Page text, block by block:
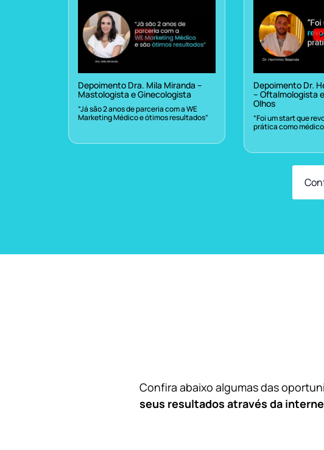
Depoimento Dra. Mila Miranda –
Mastologista e Ginecologista
“Já são 2 anos de parceria com a WE
Marketing Médico e ótimos resultados”
Depoimento Dr.
– Oftalmologista
Olhos
“Foi um start que
prática como
Confira abaixo algumas das
seus resultados através da